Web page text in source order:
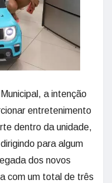
a intenção
entretenimento
dentro da unidade,
para algum
dos novos
com um total de três